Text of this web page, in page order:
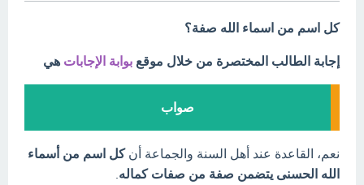
كل اسم من اسماء الله صفة؟
إجابة الطالب المختصرة من خلال موقع بوابة الإجابات هي
صواب
نعم، القاعدة عند أهل السنة والجماعة أنكل اسم من أسماء
الله الحسنى يتضمن صفة من صفات كماله